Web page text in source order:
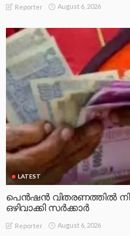
Reporter August 6, 2026
LATEST
പെൻഷൻ വിതരണത്തിൽ
ഒഴിവാക്കി സർക്കാർ
Reporter August 6, 2026